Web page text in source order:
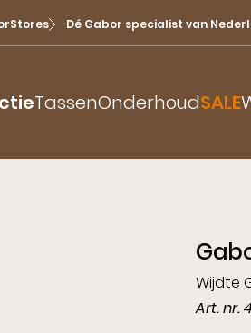
Dé Gabor specialist van
Retro
Pastel
TassenOnderhoudSALE
Wijdte
Art. nr.